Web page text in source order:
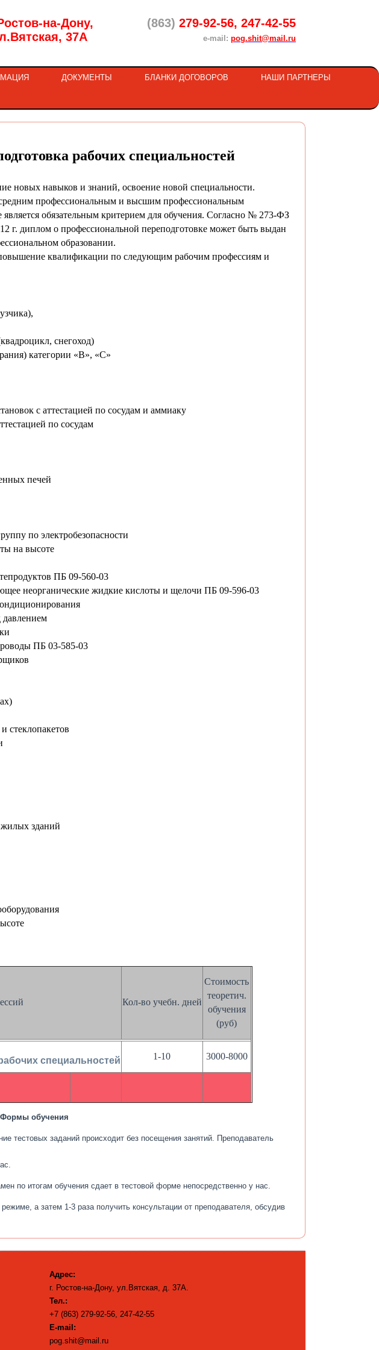
на-Дону,
37А
(863) 279-92-56, 247-42-55
e-mail: pog.shit@mail.ru
ДОКУМЕНТЫ БЛАНКИ ДОГОВОРОВ НАШИ ПАРТНЕРЫ
рабочих специальностей
навыков и знаний, освоение новой специальности.
профессиональным и высшим профессиональным
обязательным критерием для обучения. Согласно № 273-ФЗ
г. диплом о профессиональной переподготовке может быть выдан
образовании.
квалификации по следующим рабочим профессиям и
снегоход)
категории «В», «С»
с аттестацией по сосудам и аммиаку
по сосудам
печей
по электробезопасности
на высоте
ПБ 09-560-03
неорганические жидкие кислоты и щелочи ПБ 09-596-03
ПБ 03-585-03
стеклопакетов
зданий
Кол-во учебн. дней
Стоимость
теоретич.
обучения
(руб)
специальностей 1-10 3000-8000
Формы обучения
тестовых заданий происходит без посещения занятий. Преподаватель
по итогам обучения сдает в тестовой форме непосредственно у нас.
а затем 1-3 раза получить консультации от преподавателя, обсудив
Адрес:
г. Ростов-на-Дону, ул.Вятская, д. 37А.
Тел.:
+7 (863) 279-92-56, 247-42-55
E-mail:
pog.shit@mail.ru